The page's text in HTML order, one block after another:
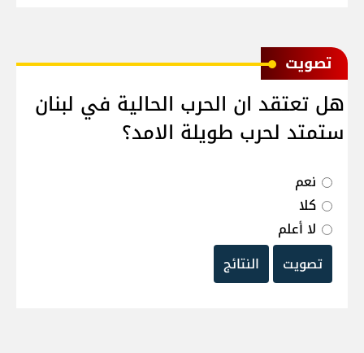
ﺗﺼﻮﻳﺖ
هل تعتقد ان الحرب الحالية في لبنان
ستمتد لحرب طويلة الامد؟
نعم
كلا
لا أعلم
تصويت
النتائج